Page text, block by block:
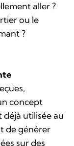
aller ?
ou le
?
concept
déjà utilisée au
de générer
sur des